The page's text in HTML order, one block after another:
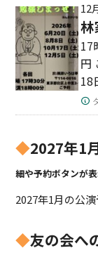
12
林
17
円
18
◆2027年1
細や予約ボタンが
2027年1月の公
◆友の会へ